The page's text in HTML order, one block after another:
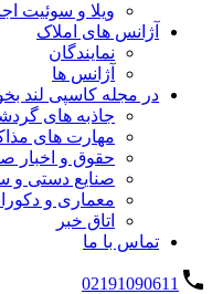
ویلا و سوئیت
آژانس های املاک
نمایندگان
آژانس ها
در مجله کاسپی لند
جاذبه های
مهارت های
حقوق و اخبار
صنایع دستی و
معماری و
اتاق خبر
تماس با ما
02191090611